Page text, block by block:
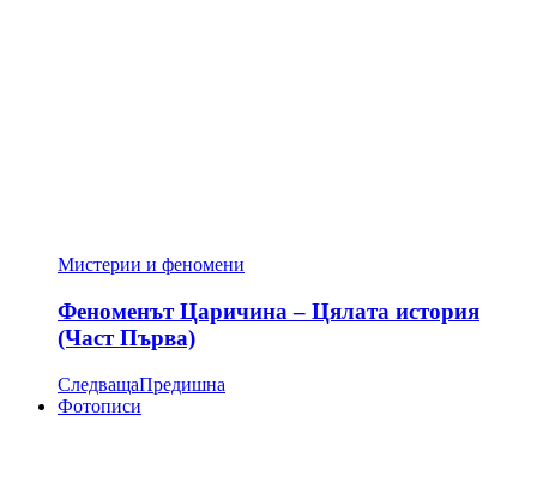
Мистерии и феномени
Феноменът Царичина – Цялата история
(Част Първа)
СледващаПредишна
Фотописи